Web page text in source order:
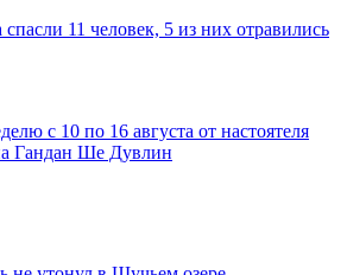
11 человек, 5 из них отравились
с 10 по 16 августа от настоятеля
Гандан Ше Дувлин